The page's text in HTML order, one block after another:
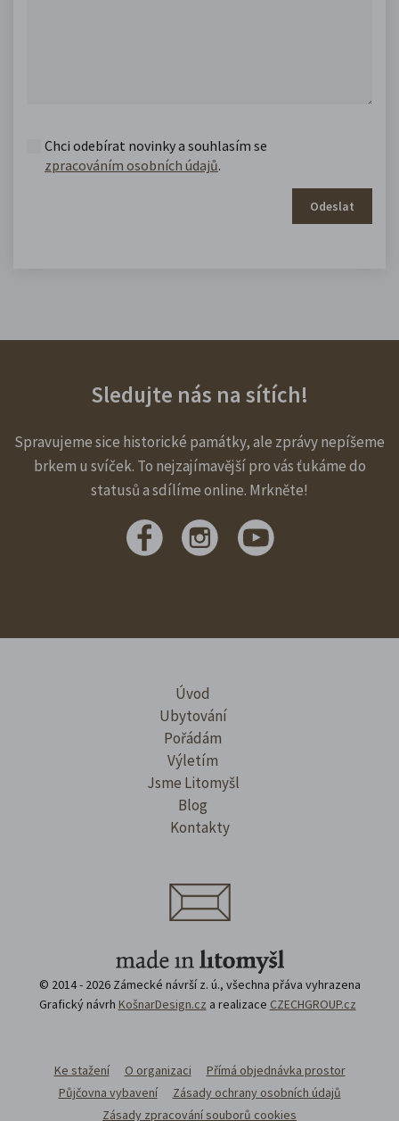
Chci odebírat novinky a souhlasím se
zpracováním osobních údajů.
Odeslat
Sledujte nás na sítích!
Spravujeme sice historické památky, ale zprávy nepíšeme
brkem u svíček. To nejzajímavější pro vás ťukáme do
statusů a sdílíme online. Mrkněte!
Úvod
Ubytování
Pořádám
Výletím
Jsme Litomyšl
Blog
Kontakty
© 2014 - 2026 Zámecké návrší z. ú., všechna přáva vyhrazena
Grafický návrh KošnarDesign.cz a realizace CZECHGROUP.cz
Ke stažení O organizaci
Přímá objednávka prostor
Půjčovna vybavení
Zásady ochrany osobních údajů
Zásady zpracování souborů cookies